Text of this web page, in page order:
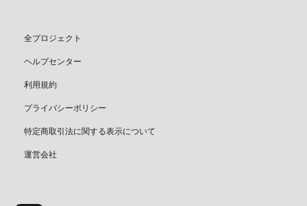
全プロジェクト
ヘルプセンター
利用規約
プライバシーポリシー
特定商取引法に関する表示について
運営会社